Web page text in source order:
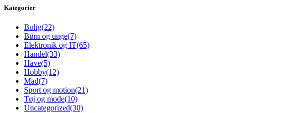
Kategorier
Bolig(22)
Børn og unge(7)
Elektronik og IT(65)
Handel(33)
Have(5)
Hobby(12)
Mad(7)
Sport og motion(21)
Tøj og mode(10)
Uncategorized(30)